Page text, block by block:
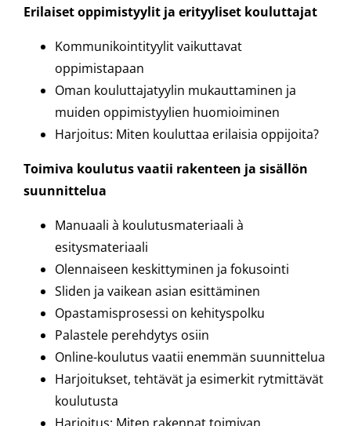
Erilaiset oppimistyylit ja erityyliset kouluttajat
Kommunikointityylit vaikuttavat
oppimistapaan
Oman kouluttajatyylin mukauttaminen ja
muiden oppimistyylien huomioiminen
Harjoitus: Miten kouluttaa erilaisia oppijoita?
Toimiva koulutus vaatii rakenteen ja sisällön
suunnittelua
Manuaali à koulutusmateriaali à
esitysmateriaali
Olennaiseen keskittyminen ja fokusointi
Sliden ja vaikean asian esittäminen
Opastamisprosessi on kehityspolku
Palastele perehdytys osiin
Online-koulutus vaatii enemmän suunnittelua
Harjoitukset, tehtävät ja esimerkit rytmittävät
koulutusta